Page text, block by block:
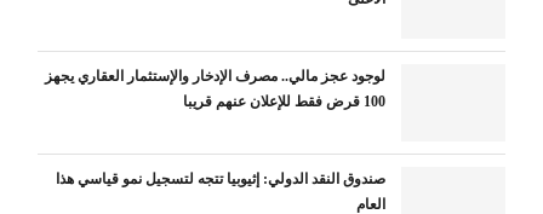
لوجود عجز مالي.. مصرف الإدخار والإستثمار العقاري يجهز
100 قرض فقط للإعلان عنهم قريبا
صندوق النقد الدولي: إثيوبيا تتجه لتسجيل نمو قياسي هذا
العام